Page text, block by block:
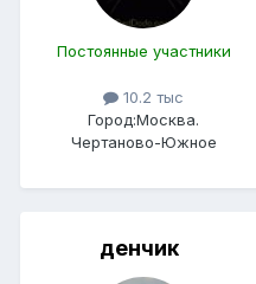
Постоянные участники
10.2 тыс
Город:Москва.
Чертаново-Южное
денчик